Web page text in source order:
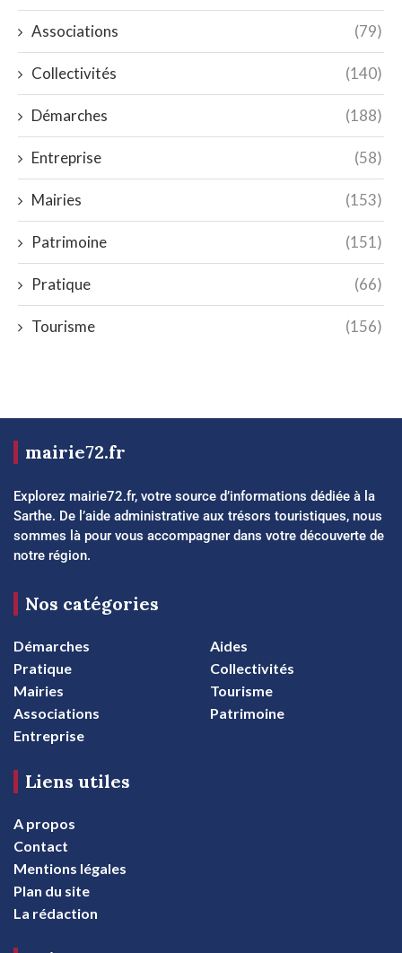
Associations (79)
Collectivités (140)
Démarches (188)
Entreprise (58)
Mairies (153)
Patrimoine (151)
Pratique (66)
Tourisme (156)
mairie72.fr
Explorez mairie72.fr, votre source d’informations dédiée à la
Sarthe. De l’aide administrative aux trésors touristiques, nous
sommes là pour vous accompagner dans votre découverte de
notre région.
Nos catégories
Démarches
Aides
Pratique
Collectivités
Mairies
Tourisme
Associations
Patrimoine
Entreprise
Liens utiles
A propos
Contact
Mentions légales
Plan du site
La rédaction